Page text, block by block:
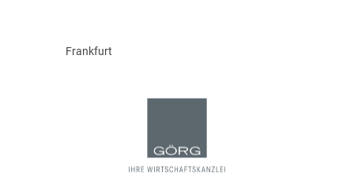
Frankfurt